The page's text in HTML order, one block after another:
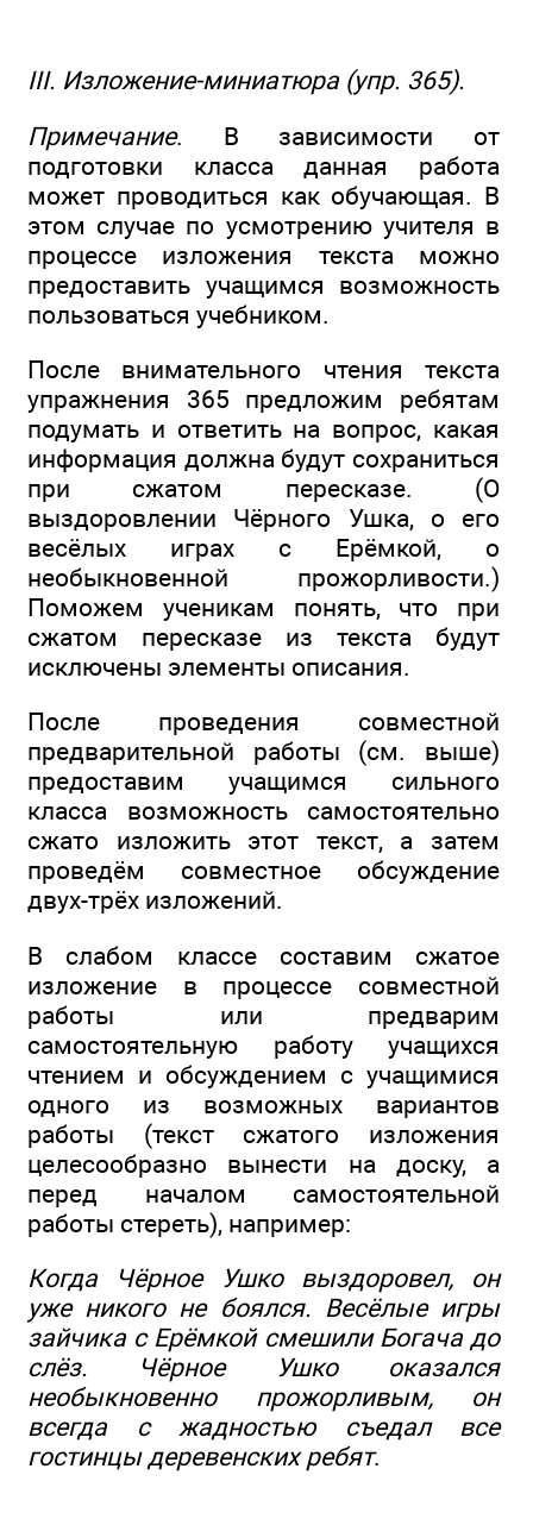
III. Изложение-миниатюра (упр. 365).
Примечание. В зависимости от
подготовки класса данная работа
может проводиться как обучающая. В
этом случае по усмотрению учителя в
процессе изложения текста можно
предоставить учащимся возможность
пользоваться учебником.
После внимательного чтения текста
упражнения 365 предложим ребятам
подумать и ответить на вопрос, какая
информация должна будут сохраниться
при сжатом пересказе. (О
выздоровлении Чёрного Ушка, о его
весёлых играх с Ерёмкой, о
необыкновенной прожорливости.)
Поможем ученикам понять, что при
сжатом пересказе из текста будут
исключены элементы описания.
После проведения совместной
предварительной работы (см. выше)
предоставим учащимся сильного
класса возможность самостоятельно
сжато изложить этот текст, а затем
проведём совместное обсуждение
двух-трёх изложений.
В слабом классе составим сжатое
изложение в процессе совместной
работы или предварим
самостоятельную работу учащихся
чтением и обсуждением с учащимися
одного из возможных вариантов
работы (текст сжатого изложения
целесообразно вынести на доску, а
перед началом самостоятельной
работы стереть), например:
Когда Чёрное Ушко выздоровел, он
уже никого не боялся. Весёлые игры
зайчика с Ерёмкой смешили Богача до
слёз. Чёрное Ушко оказался
необыкновенно прожорливым, он
всегда с жадностью съедал все
гостинцы деревенских ребят.